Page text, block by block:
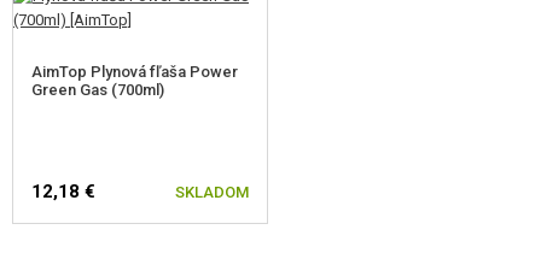
AimTop Plynová fľaša Power
Green Gas (700ml)
12,18 € SKLADOM